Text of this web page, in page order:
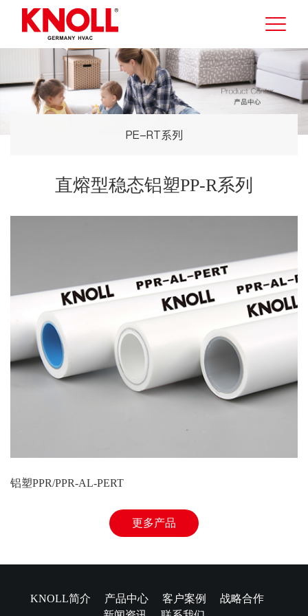
PE-RT系列
直熔型稳态铝塑PP-R系列
铝塑PPR/PPR-AL-PERT
更多产品
KNOLL简介 产品中心 客户案例
战略合作